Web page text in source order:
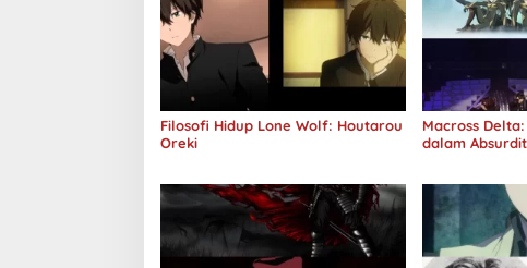
Filosofi Hidup Lone Wolf: Houtarou
Oreki
Macross
dalam